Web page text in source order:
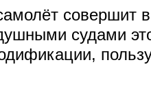
совершит
судами